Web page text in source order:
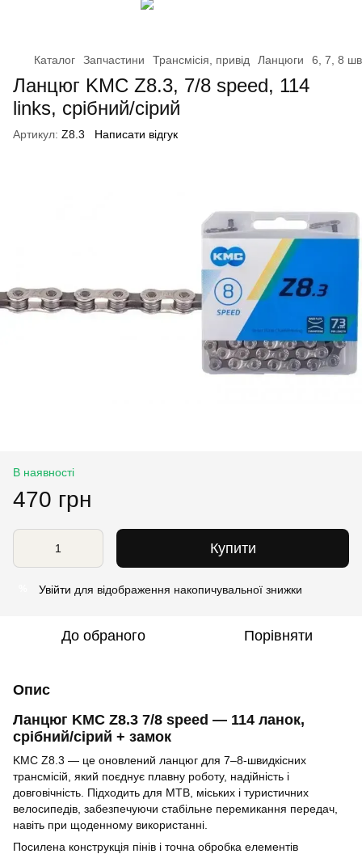
Каталог Запчастини Трансмісія, привід Ланцюги 6, 7, 8
Ланцюг KMC Z8.3, 7/8 speed, 114
links, срібний/сірий
Артикул: Z8.3 Написати відгук
В наявності
470 грн
Купити
Увійти для відображення накопичувальної знижки
До обраного Порівняти
Опис
Ланцюг KMC Z8.3 7/8 speed — 114 ланок,
срібний/сірий + замок
KMC Z8.3 — це оновлений ланцюг для 7–8-швидкісних
трансмісій, який поєднує плавну роботу, надійність і
довговічність. Підходить для MTB, міських і туристичних
велосипедів, забезпечуючи стабільне перемикання передач,
навіть при щоденному використанні.
Посилена конструкція пінів і точна обробка елементів